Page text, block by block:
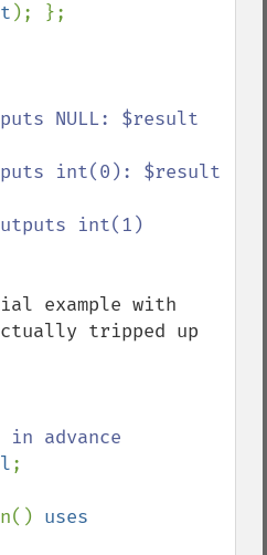
); };
NULL: $result
int(0): $result
example with
tripped up
;